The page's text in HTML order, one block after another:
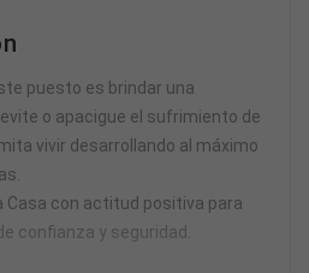
puesto es brindar una
o apacigue el sufrimiento de
vivir desarrollando al máximo
Casa con actitud positiva para
confianza y seguridad.